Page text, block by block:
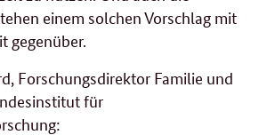
einem solchen Vorschlag mit
gegenüber.
Forschungsdirektor Familie und
für